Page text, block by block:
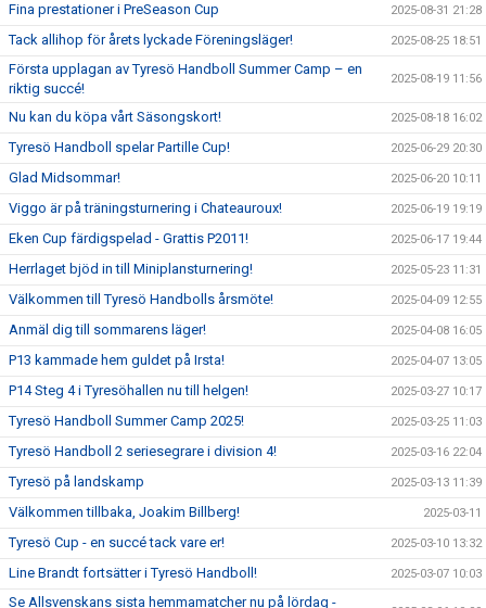
Fina prestationer i PreSeason Cup 2025-08-31 21:28
Tack allihop för årets lyckade Föreningsläger! 2025-08-25 18:51
Första upplagan av Tyresö Handboll Summer Camp – en
riktig succé!
2025-08-19 11:56
Nu kan du köpa vårt Säsongskort! 2025-08-18 16:02
Tyresö Handboll spelar Partille Cup! 2025-06-29 20:30
Glad Midsommar! 2025-06-20 10:11
Viggo är på träningsturnering i Chateauroux! 2025-06-19 19:19
Eken Cup färdigspelad - Grattis P2011! 2025-06-17 19:44
Herrlaget bjöd in till Miniplansturnering! 2025-05-23 11:31
Välkommen till Tyresö Handbolls årsmöte! 2025-04-09 12:55
Anmäl dig till sommarens läger! 2025-04-08 16:05
P13 kammade hem guldet på Irsta! 2025-04-07 13:05
P14 Steg 4 i Tyresöhallen nu till helgen! 2025-03-27 10:17
Tyresö Handboll Summer Camp 2025! 2025-03-25 11:03
Tyresö Handboll 2 seriesegrare i division 4! 2025-03-16 22:04
Tyresö på landskamp 2025-03-13 11:39
Välkommen tillbaka, Joakim Billberg! 2025-03-11
Tyresö Cup - en succé tack vare er! 2025-03-10 13:32
Line Brandt fortsätter i Tyresö Handboll! 2025-03-07 10:03
Se Allsvenskans sista hemmamatcher nu på lördag -